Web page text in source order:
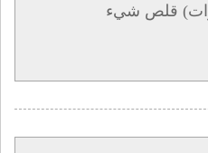
قلص شيء